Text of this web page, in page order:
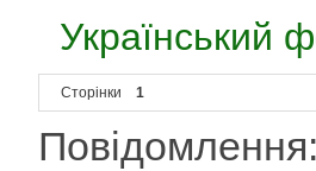
Український
Сторінки 1